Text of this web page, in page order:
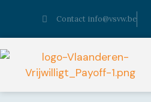
Contact info@vsvw.be